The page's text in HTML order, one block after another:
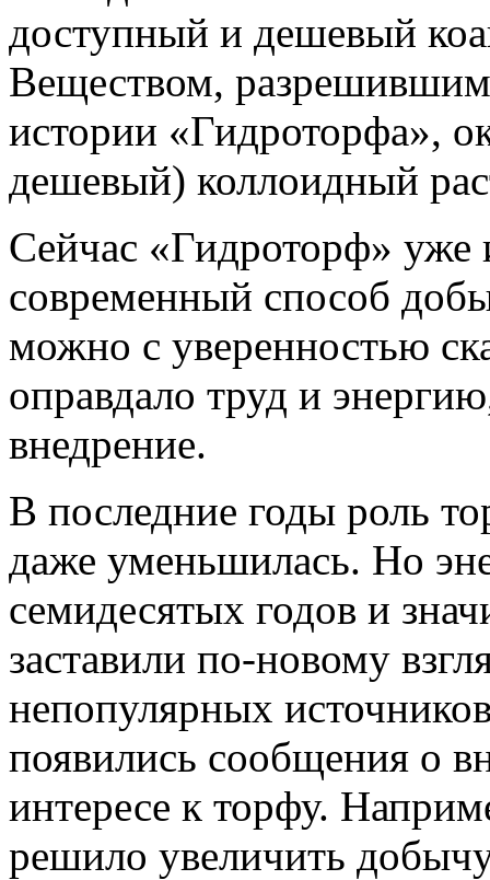
доступный и дешевый
Веществом,
истории «Гидроторфа»,
дешевый) коллоидный
Сейчас «Гидроторф» уже
современный способ
можно с уверенностью
оправдало труд и
внедрение.
В последние годы роль
даже уменьшилась. Но
семидесятых годов и
заставили по-новому
непопулярных
появились сообщения о
интересе к торфу.
решило увеличить